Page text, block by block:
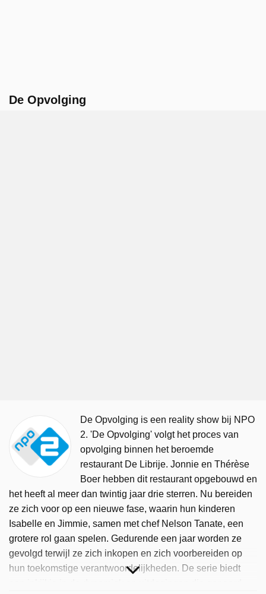
De Opvolging
De Opvolging is een reality show bij NPO
2. 'De Opvolging' volgt het proces van
opvolging binnen het beroemde
restaurant De Librije. Jonnie en Thérèse
Boer hebben dit restaurant opgebouwd en
het heeft al meer dan twintig jaar drie sterren. Nu bereiden
ze zich voor op een nieuwe fase, waarin hun kinderen
Isabelle en Jimmie, samen met chef Nelson Tanate, een
grotere rol gaan spelen. Gedurende een jaar worden ze
gevolgd terwijl ze zich inkopen en zich voorbereiden op
hun toekomstige verantwoordelijkheden. De serie biedt